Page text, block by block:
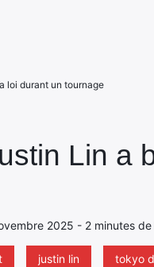
Lin a
2025 - 2 minutes
justin lin tokyo
loi durant un tournage